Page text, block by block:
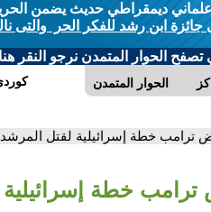
ديمقراطي حديث يضمن الحرية
ابن رشد للفكر الحر والتى
الحوار المتمدن نرجو النقر
الحوار المتمدن
خطة إسرائيلية لقتل المرشد
خطة إسرائيلية